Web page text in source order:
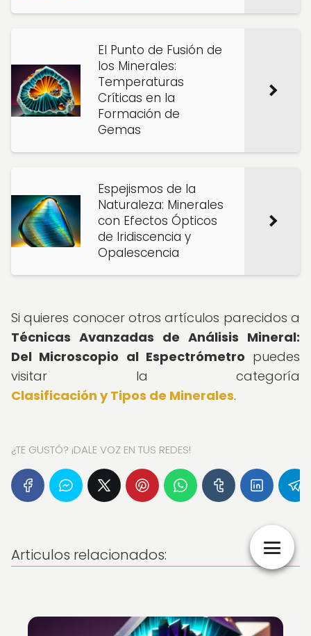
El Punto de Fusión de
los Minerales:
Temperaturas
Críticas en la
Formación de
Gemas
Espejismos de la
Naturaleza: Minerales
con Efectos Ópticos
de Iridiscencia y
Opalescencia
Si quieres conocer otros artículos parecidos a
Técnicas Avanzadas de Análisis Mineral:
Del Microscopio al Espectrómetro puedes
visitar la categoría
Clasificación y Tipos de Minerales.
¿TE GUSTÓ? ¡DALE VOZ EN TUS REDES!
Articulos relacionados: